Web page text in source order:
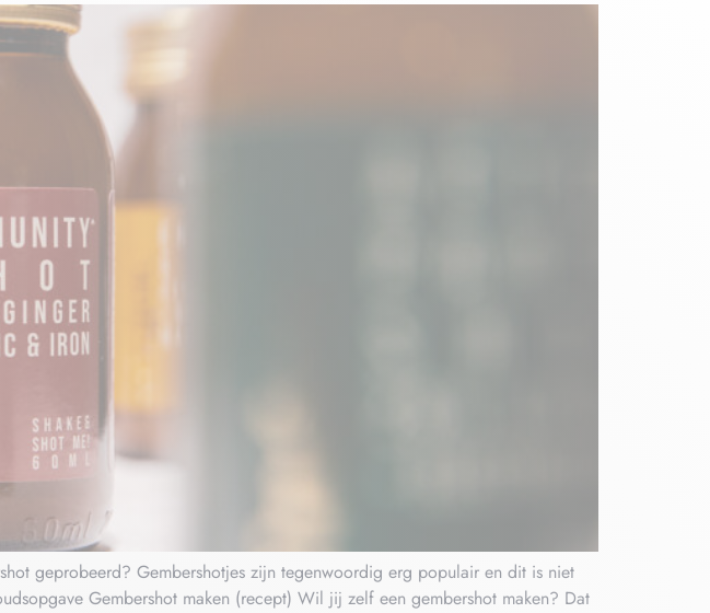
geprobeerd? Gembershotjes zijn tegenwoordig erg populair en dit is niet
Gembershot maken (recept) Wil jij zelf een gembershot maken? Dat